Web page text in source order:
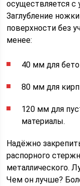
осуществляется
Заглубление
поверхности без
менее:
40 мм для
80 мм для
120 мм для
материалы.
Надёжно
распорного
металлического.
Чем он лучше?